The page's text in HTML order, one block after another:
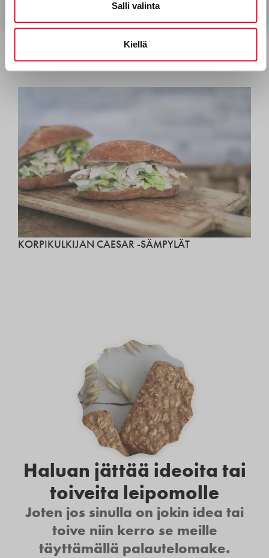
Salli valinta
Kiellä
KORPIKULKIJAN CAESAR -SÄMPYLÄT
Haluan jättää ideoita tai
toiveita leipomolle
Joten jos sinulla on jokin idea tai
toive niin kerro se meille
täyttämällä palautelomake.